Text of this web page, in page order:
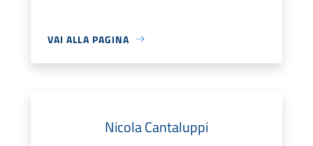
VAI ALLA PAGINA
Nicola Cantaluppi